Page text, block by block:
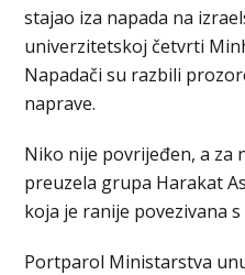
stajao iza napada na
univerzitetskoj četvrti
Napadači su razbili
naprave.
Niko nije povrijeđen, a za
preuzela grupa Harakat
koja je ranije povezivana
Portparol Ministarstva